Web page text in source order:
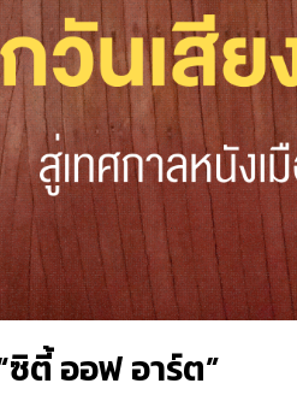
ตี้ ออฟ อาร์ต”